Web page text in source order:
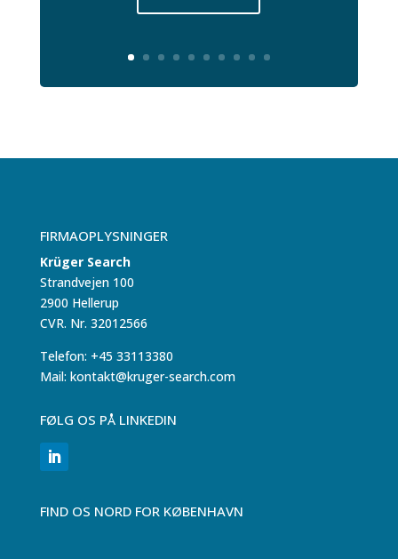
FIRMAOPLYSNINGER
Krüger Search
Strandvejen 100
2900 Hellerup
CVR. Nr. 32012566
Telefon: +45 33113380
Mail: kontakt@kruger-search.com
FØLG OS PÅ LINKEDIN
FIND OS NORD FOR KØBENHAVN